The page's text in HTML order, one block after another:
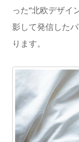
った“北欧デザイ
影して発信した
ります。